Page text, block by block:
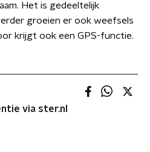
Het is gedeeltelijk
groeien er ook weefsels
krijgt ook een GPS-functie.
via ster.nl